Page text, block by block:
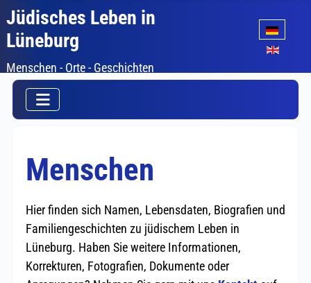
Jüdisches Leben in
Lüneburg
Menschen - Orte - Geschichten
Sprache